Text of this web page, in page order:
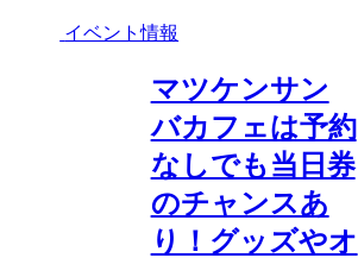
イベント情報
マツケンサン
バカフェは予約
なしでも当日券
のチャンスあ
り！グッズやオ